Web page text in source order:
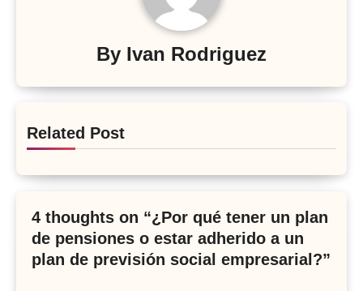
By Ivan Rodriguez
Related Post
4 thoughts on “¿Por qué tener un plan
de pensiones o estar adherido a un
plan de previsión social empresarial?”